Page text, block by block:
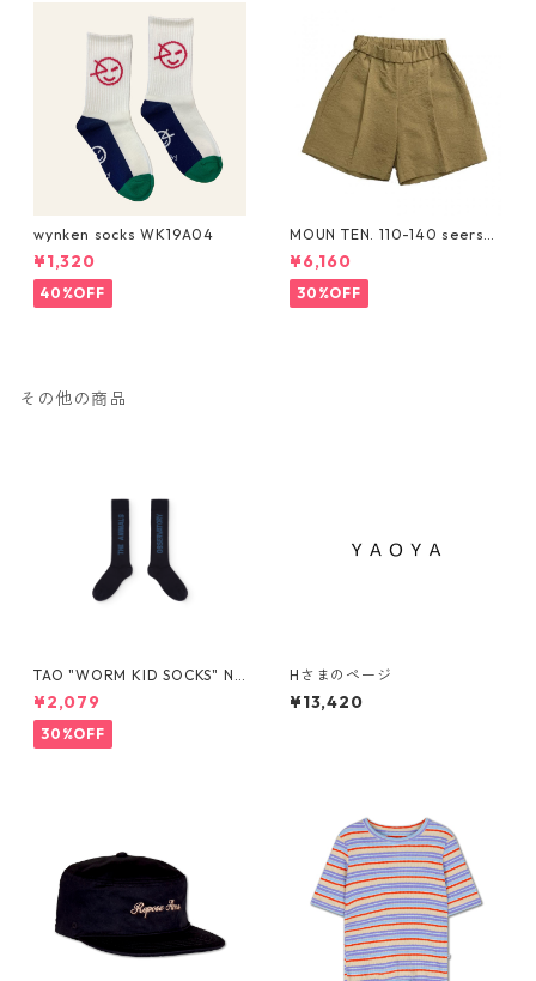
wynken socks WK19A04
¥1,320
40%OFF
MOUN TEN. 110-140 seersuc
ker half pants [MP55C-173
6a]
¥6,160
30%OFF
その他の商品
TAO "WORM KID SOCKS" NA
VY The Animals Observator
y
¥2,079
30%OFF
Hさまのページ
¥13,420